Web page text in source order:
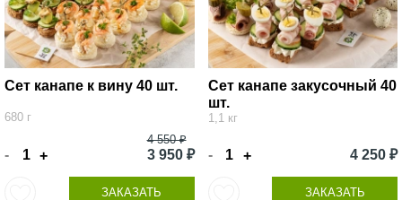
Сет канапе к вину 40 шт.
680 г
- +
4 550 ₽
3 950 ₽
ЗАКАЗАТЬ
Сет канапе закусочный 40
шт.
1,1 кг
- + 4 250 ₽
ЗАКАЗАТЬ